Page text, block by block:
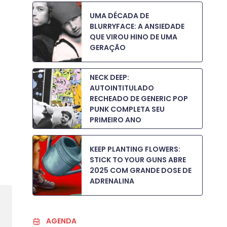
UMA DÉCADA DE
BLURRYFACE: A ANSIEDADE
QUE VIROU HINO DE UMA
GERAÇÃO
NECK DEEP:
AUTOINTITULADO
RECHEADO DE GENERIC POP
PUNK COMPLETA SEU
PRIMEIRO ANO
KEEP PLANTING FLOWERS:
STICK TO YOUR GUNS ABRE
2025 COM GRANDE DOSE DE
ADRENALINA
AGENDA